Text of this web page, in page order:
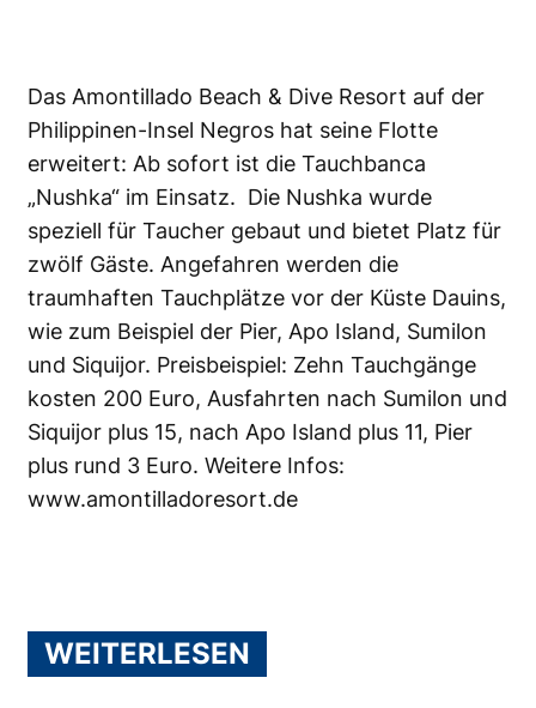
Das Amontillado Beach & Dive Resort auf der
Philippinen-Insel Negros hat seine Flotte
erweitert: Ab sofort ist die Tauchbanca
„Nushka“ im Einsatz. Die Nushka wurde
speziell für Taucher gebaut und bietet Platz für
zwölf Gäste. Angefahren werden die
traumhaften Tauchplätze vor der Küste Dauins,
wie zum Beispiel der Pier, Apo Island, Sumilon
und Siquijor. Preisbeispiel: Zehn Tauchgänge
kosten 200 Euro, Ausfahrten nach Sumilon und
Siquijor plus 15, nach Apo Island plus 11, Pier
plus rund 3 Euro. Weitere Infos:
www.amontilladoresort.de
WEITERLESEN